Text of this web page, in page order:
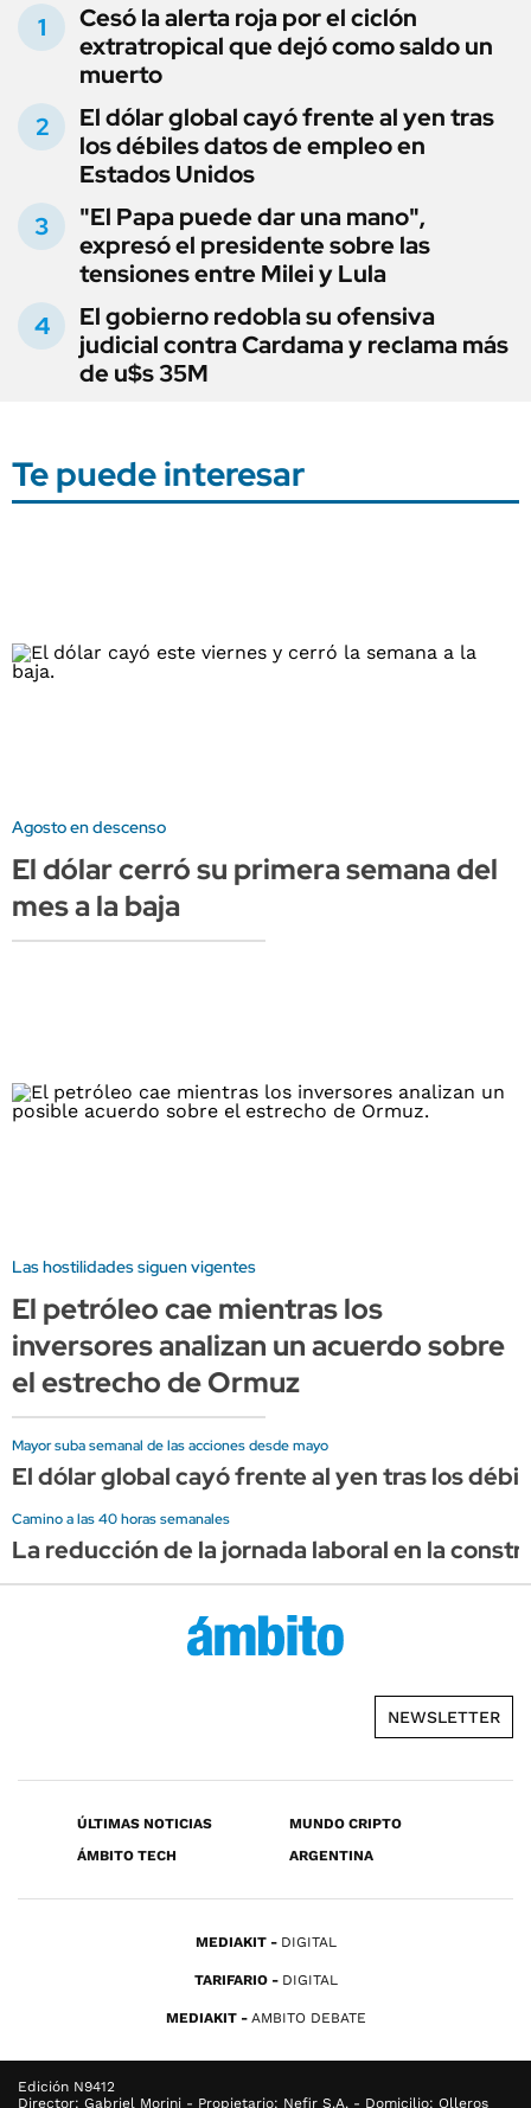
Cesó la alerta roja por el ciclón
extratropical que dejó como saldo un
muerto
El dólar global cayó frente al yen tras
los débiles datos de empleo en
Estados Unidos
"El Papa puede dar una mano",
expresó el presidente sobre las
tensiones entre Milei y Lula
El gobierno redobla su ofensiva
judicial contra Cardama y reclama más
de u$s 35M
Te puede interesar
Agosto en descenso
El dólar cerró su primera semana del
mes a la baja
Las hostilidades siguen vigentes
El petróleo cae mientras los
inversores analizan un acuerdo sobre
el estrecho de Ormuz
Mayor suba semanal de las acciones desde mayo
El dólar global cayó frente al yen tras los
Camino a las 40 horas semanales
La reducción de la jornada laboral en la
NEWSLETTER
ÚLTIMAS NOTICIAS
MUNDO CRIPTO
ÁMBITO TECH
ARGENTINA
MEDIAKIT DIGITAL
TARIFARIO DIGITAL
MEDIAKIT AMBITO DEBATE
Edición N9412
Director: Gabriel Morini - Propietario: Nefir S.A. - Domicilio: Olleros